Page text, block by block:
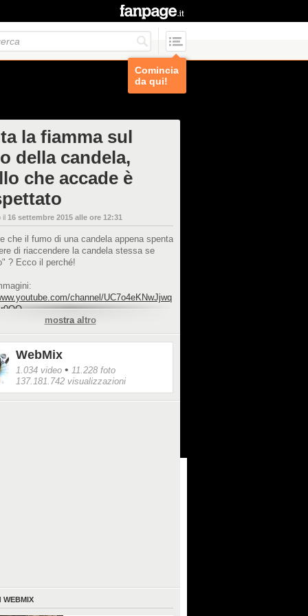
Comincia
da qui!
la fiamma sul
della candela,
che accade è
il 16 settembre 2015 alle ore 12:31
che il fumo di una candela appena spenta
di riaccendere la candela stessa se
? Ecco il perché!
channel/UC7o4eKNwJjwq
mostra altro
WebMix
1.034 video • 11.228 foto
137.181.742 visualizzazioni
WEBMIX